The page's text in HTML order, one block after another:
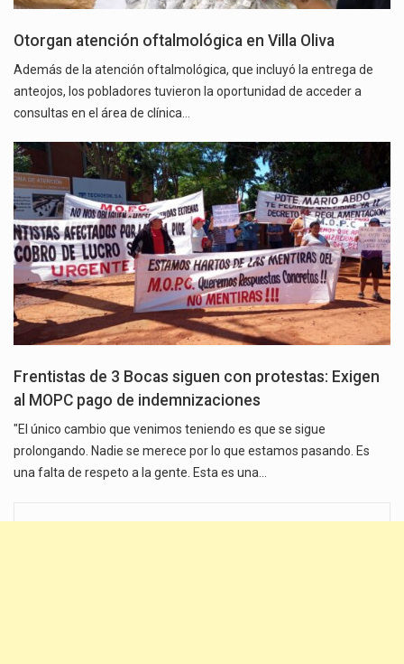
Otorgan atención oftalmológica en Villa Oliva
Además de la atención oftalmológica, que incluyó la entrega de
anteojos, los pobladores tuvieron la oportunidad de acceder a
consultas en el área de clínica…
Frentistas de 3 Bocas siguen con protestas: Exigen
al MOPC pago de indemnizaciones
"El único cambio que venimos teniendo es que se sigue
prolongando. Nadie se merece por lo que estamos pasando. Es
una falta de respeto a la gente. Esta es una…